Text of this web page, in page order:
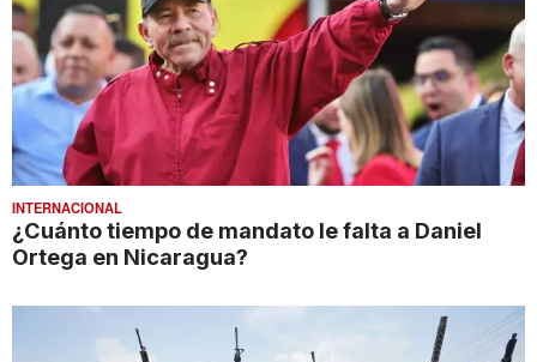
INTERNACIONAL
¿Cuánto tiempo de mandato le falta a Daniel
Ortega en Nicaragua?